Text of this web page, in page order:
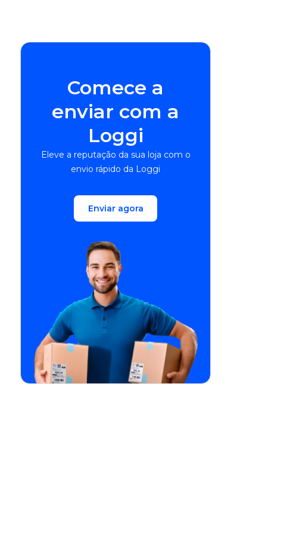
Comece a
enviar com a
Loggi
Eleve a reputação da sua loja com o
envio rápido da Loggi
Enviar agora